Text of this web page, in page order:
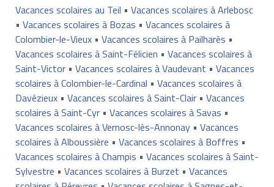
Vacances scolaires au Teil • Vacances scolaires à Arlebosc
• Vacances scolaires à Bozas • Vacances scolaires à
Colombier-le-Vieux• Vacances scolaires à Pailharès •
Vacances scolaires à Saint-Félicien • Vacances scolaires à
Saint-Victor• Vacances scolaires à Vaudevant • Vacances
scolaires à Colombier-le-Cardinal • Vacances scolaires à
Davézieux• Vacances scolaires à Saint-Clair• Vacances
scolaires à Saint-Cyr• Vacances scolaires à Savas •
Vacances scolaires à Vernosc-lès-Annonay• Vacances
scolaires à Alboussière • Vacances scolaires à Boffres •
Vacances scolaires à Champis • Vacances scolaires à Saint-
Sylvestre • Vacances scolaires à Burzet • Vacances